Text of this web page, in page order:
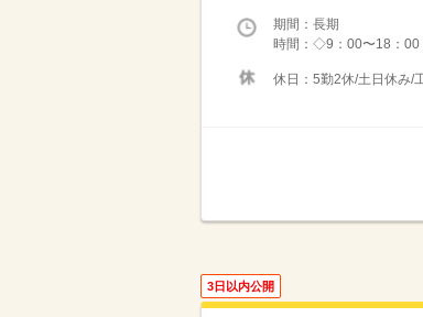
期間：長期
時間：◇9：00〜18：00
休日：5勤2休/土日休み/
3日以内公開